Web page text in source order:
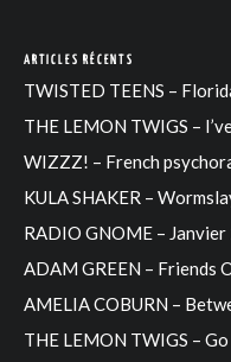
ARTICLES RÉCENTS
TWISTED TEENS –
THE LEMON TWIGS –
WIZZZ! – French
KULA SHAKER –
RADIO GNOME –
ADAM GREEN – Friends
AMELIA COBURN –
THE LEMON TWIGS –